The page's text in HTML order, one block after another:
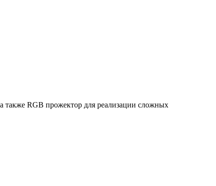
также RGB прожектор для реализации сложных